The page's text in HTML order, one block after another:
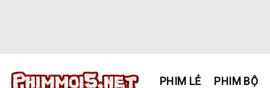
PHIM LẺ PHIM BỘ